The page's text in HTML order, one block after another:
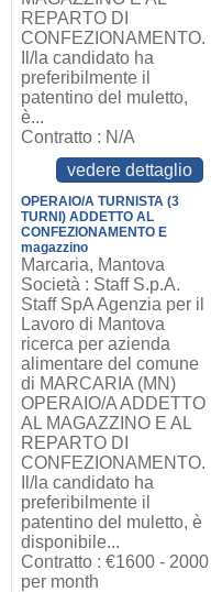
REPARTO DI
CONFEZIONAMENTO.
Il/la candidato ha
preferibilmente il
patentino del muletto,
è...
Contratto : N/A
vedere dettaglio
OPERAIO/A TURNISTA (3
TURNI) ADDETTO AL
CONFEZIONAMENTO E
magazzino
Marcaria, Mantova
Società : Staff S.p.A.
Staff SpA Agenzia per il
Lavoro di Mantova
ricerca per azienda
alimentare del comune
di MARCARIA (MN)
OPERAIO/A ADDETTO
AL MAGAZZINO E AL
REPARTO DI
CONFEZIONAMENTO.
Il/la candidato ha
preferibilmente il
patentino del muletto, è
disponibile...
Contratto : €1600 - 2000
per month